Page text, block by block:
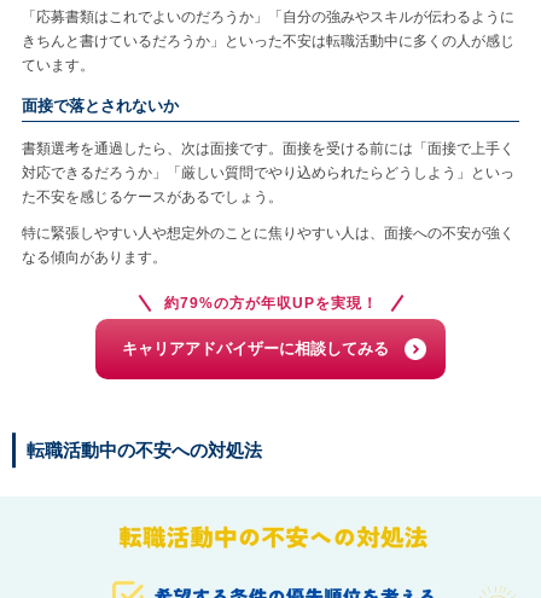
「応募書類はこれでよいのだろうか」「自分の強みやスキルが伝わるように
きちんと書けているだろうか」といった不安は転職活動中に多くの人が感じ
ています。
面接で落とされないか
書類選考を通過したら、次は面接です。面接を受ける前には「面接で上手く
対応できるだろうか」「厳しい質問でやり込められたらどうしよう」といっ
た不安を感じるケースがあるでしょう。
特に緊張しやすい人や想定外のことに焦りやすい人は、面接への不安が強く
なる傾向があります。
約79%の方が年収UPを実現！
キャリアアドバイザーに相談してみる
転職活動中の不安への対処法